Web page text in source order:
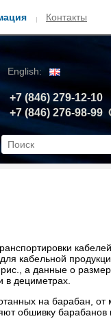
Контакты
English:
+7 (846) 279-12-10
+7 (846) 276-98-99
кабельной
а данные о
в дециметрах.
на барабан, от
обшивку барабанов